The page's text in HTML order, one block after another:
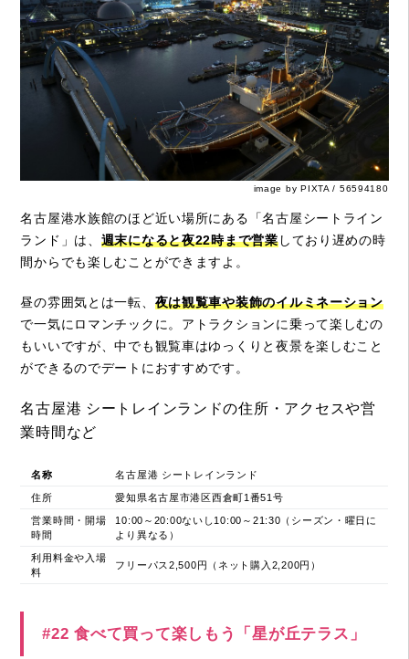
image by PIXTA / 56594180
名古屋港水族館のほど近い場所にある「名古屋シートライン
ランド」は、 週末になると夜22時まで営業しており遅めの時
間からでも楽しむことができますよ。
昼の雰囲気とは一転、 夜は観覧車や装飾のイルミネーション
で一気にロマンチックに。アトラクションに乗って楽しむの
もいいですが、中でも観覧車はゆっくりと夜景を楽しむこと
ができるのでデートにおすすめです。
名古屋港 シートレインランドの住所・アクセスや営
業時間など
名称 名古屋港 シートレインランド
住所 愛知県名古屋市港区西倉町1番51号
営業時間・開場
時間
10:00～20:00ないし10:00～21:30（シーズン・曜日に
より異なる）
利用料金や入場
料
フリーパス2,500円（ネット購入2,200円）
#22 食べて買って楽しもう「星が丘テラス」